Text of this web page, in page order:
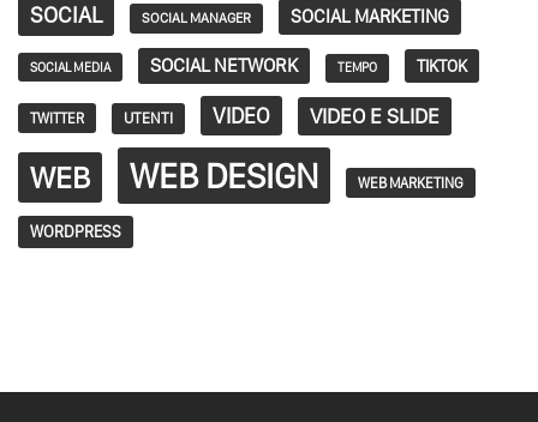
SOCIAL SOCIAL MANAGER SOCIAL MARKETING
SOCIAL MEDIA SOCIAL NETWORK TEMPO TIKTOK
TWITTER UTENTI VIDEO VIDEO E SLIDE
WEB WEB DESIGN WEB MARKETING
WORDPRESS